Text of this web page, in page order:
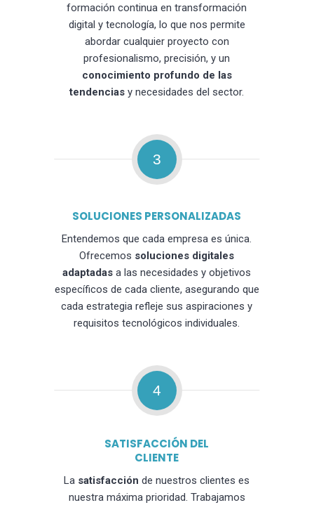
formación continua en transformación
digital y tecnología, lo que nos permite
abordar cualquier proyecto con
profesionalismo, precisión, y un
conocimiento profundo de las
tendencias y necesidades del sector.
3
SOLUCIONES PERSONALIZADAS
Entendemos que cada empresa es única.
Ofrecemos soluciones digitales
adaptadas a las necesidades y objetivos
específicos de cada cliente, asegurando que
cada estrategia refleje sus aspiraciones y
requisitos tecnológicos individuales.
4
SATISFACCIÓN DEL
CLIENTE
La satisfacción de nuestros clientes es
nuestra máxima prioridad. Trabajamos